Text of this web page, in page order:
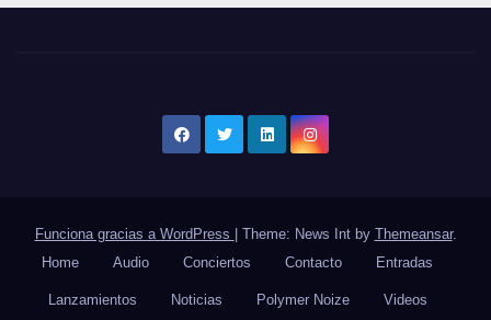
Funciona gracias a WordPress Theme: News Int by Themeansar.
Home
Audio Conciertos Contacto Entradas
Lanzamientos Noticias Polymer Noize Videos